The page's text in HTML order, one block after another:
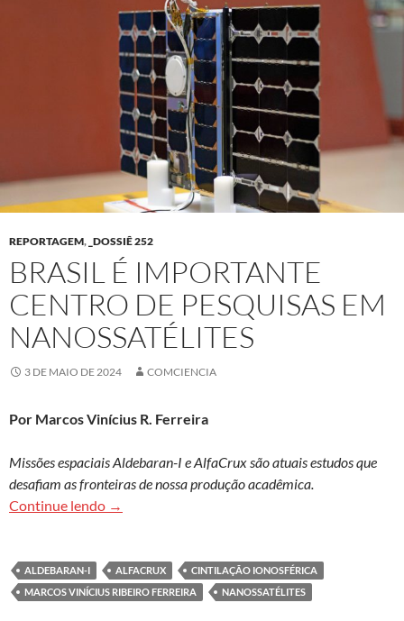
REPORTAGEM, _DOSSIÊ 252
BRASIL É IMPORTANTE
CENTRO DE PESQUISAS EM
NANOSSATÉLITES
3 DE MAIO DE 2024 COMCIENCIA
Por Marcos Vinícius R. Ferreira
Missões espaciais Aldebaran-I e AlfaCrux são atuais estudos que
desafiam as fronteiras de nossa produção acadêmica.
Continue lendo Brasil é importante centro de pesquisas em
→
ALDEBARAN-I ALFACRUX
CINTILAÇÃO IONOSFÉRICA
MARCOS VINÍCIUS RIBEIRO FERREIRA
NANOSSATÉLITES